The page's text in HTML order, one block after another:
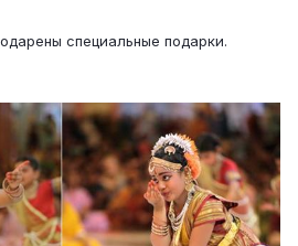
специальные подарки.